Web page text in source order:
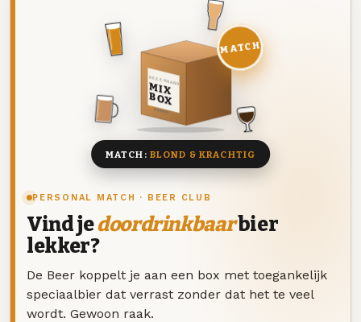
PERSONAL MATCH · BEER CLUB
Vind jedoordrinkbaarbier
lekker?
De Beer koppelt je aan een box met toegankelijk
speciaalbier dat verrast zonder dat het te veel
wordt. Gewoon raak.
DEZE MAAND
MIX
BOX
8 BIEREN
MATCH
MATCH: BLOND & KRACHTIG